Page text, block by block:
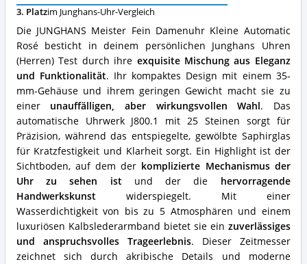
3. Platzim Junghans-Uhr-Vergleich
Die JUNGHANS Meister Fein Damenuhr Kleine Automatic
Rosé besticht in deinem persönlichen Junghans Uhren
(Herren) Test durch ihre exquisite Mischung aus Eleganz
und Funktionalität. Ihr kompaktes Design mit einem 35-
mm-Gehäuse und ihrem geringen Gewicht macht sie zu
einer unauffälligen, aber wirkungsvollen Wahl. Das
automatische Uhrwerk J800.1 mit 25 Steinen sorgt für
Präzision, während das entspiegelte, gewölbte Saphirglas
für Kratzfestigkeit und Klarheit sorgt. Ein Highlight ist der
Sichtboden, auf dem der komplizierte Mechanismus der
Uhr zu sehen istund der die hervorragende
Handwerkskunstwiderspiegelt. Mit einer
Wasserdichtigkeit von bis zu 5 Atmosphären und einem
luxuriösen Kalbslederarmband bietet sie ein zuverlässiges
und anspruchsvolles Trageerlebnis. Dieser Zeitmesser
zeichnet sich durch akribische Details und moderne
Rosé
Vorteile:
Was
spricht
für
diese
Junghans-
Uhr?